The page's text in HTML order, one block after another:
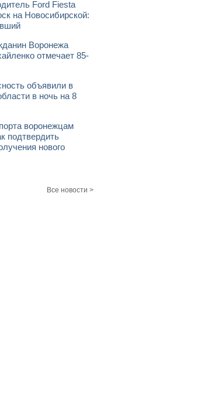
Ford Fiesta
на Новосибирской:
Воронежа
отмечает 85-
объявили в
в ночь на 8
воронежцам
подтвердить
нового
Все новости >